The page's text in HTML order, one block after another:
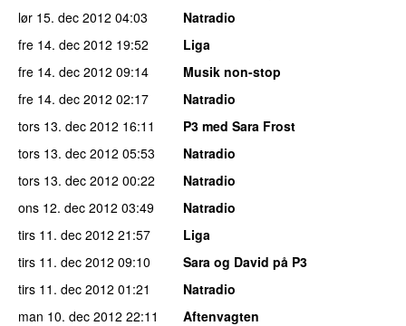
lør 15. dec 2012 04:03
Natradio
fre 14. dec 2012 19:52
Liga
fre 14. dec 2012 09:14
Musik non-stop
fre 14. dec 2012 02:17
Natradio
tors 13. dec 2012 16:11
P3 med Sara Frost
tors 13. dec 2012 05:53
Natradio
tors 13. dec 2012 00:22
Natradio
ons 12. dec 2012 03:49
Natradio
tirs 11. dec 2012 21:57
Liga
tirs 11. dec 2012 09:10
Sara og David på P3
tirs 11. dec 2012 01:21
Natradio
man 10. dec 2012 22:11
Aftenvagten